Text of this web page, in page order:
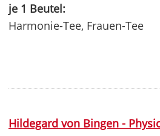
je 1 Beutel:
Harmonie-Tee, Frauen-Tee
Hildegard von Bingen -